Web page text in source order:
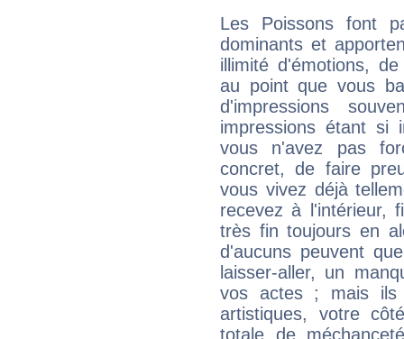
Les Poissons font
dominants et
illimité d'émotions,
au point que vous
d'impressions
impressions étant si
vous n'avez pas
concret, de faire
vous vivez déjà
recevez à l'intérieur,
très fin toujours en
d'aucuns peuvent
laisser-aller, un
vos actes ; mais ils
artistiques, votre
totale de